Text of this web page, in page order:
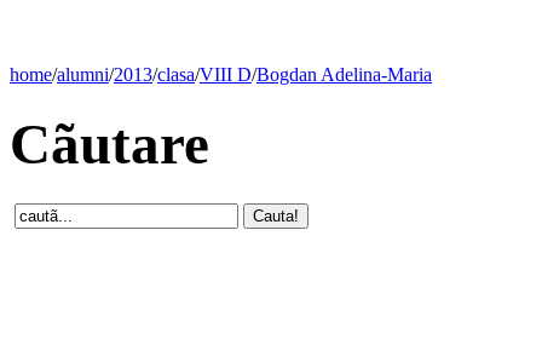
home/alumni/2013/clasa/VIII D/Bogdan Adelina-Maria
Cãutare